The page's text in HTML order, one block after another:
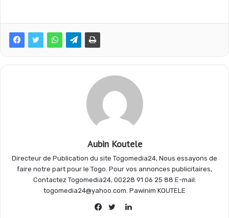
c
e
o
a
t
p
e
a
t
e
Aubin Koutele
Directeur de Publication du site Togomedia24, Nous essayons de
faire notre part pour le Togo. Pour vos annonces publicitaires,
Contactez Togomedia24, 00228 91 06 25 88 E-mail:
togomedia24@yahoo.com. Pawinim KOUTELE
Linkedin